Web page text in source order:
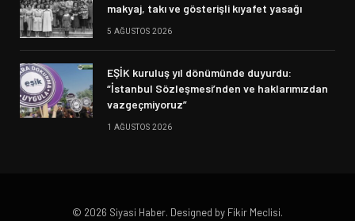
makyaj, takı ve gösterişli kıyafet yasağı
5 AĞUSTOS 2026
EŞİK kuruluş yıl dönümünde duyurdu:
“İstanbul Sözleşmesi’nden ve haklarımızdan
vazgeçmiyoruz”
1 AĞUSTOS 2026
© 2026 Siyasi Haber. Designed by Fikir Meclisi.